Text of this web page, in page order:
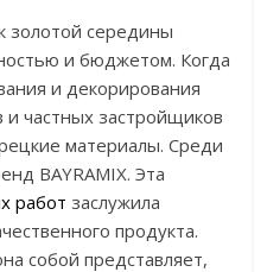
золотой середины
и бюджетом. Когда
и декорирования
частных застройщиков
материалы. Среди
BAYRAMIX. Эта
работ заслужила
продукта.
собой представляет,